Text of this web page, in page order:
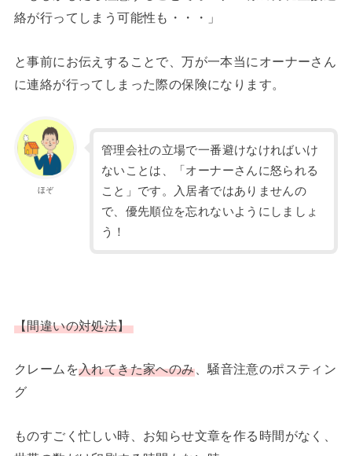
絡が行ってしまう可能性も・・・」
と事前にお伝えすることで、万が一本当にオーナーさん
に連絡が行ってしまった際の保険になります。
ほぞ
管理会社の立場で一番避けなければいけ
ないことは、「オーナーさんに怒られる
こと」です。入居者ではありませんの
で、優先順位を忘れないようにしましょ
う！
【間違いの対処法】
クレームを入れてきた家へのみ、騒音注意のポスティン
グ
ものすごく忙しい時、お知らせ文章を作る時間がなく、